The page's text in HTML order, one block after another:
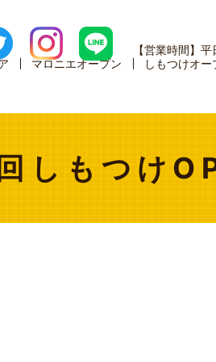
【営業時間】 平
マロニエオープン しもつけオー
しもつけ